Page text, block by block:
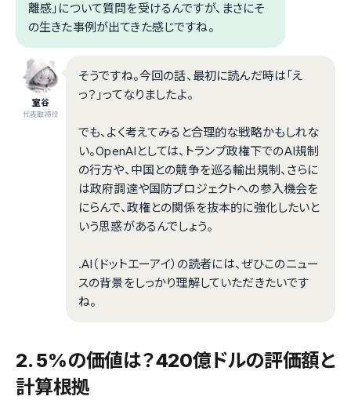
離感」について質問を受けるんですが、まさにそ
の生きた事例が出てきた感じですね。
室谷
代表取締役
そうですね。今回の話、最初に読んだ時は「え
っ？」ってなりましたよ。
でも、よく考えてみると合理的な戦略かもしれな
い。OpenAIとしては、トランプ政権下でのAI規制
の行方や、中国との競争を巡る輸出規制、さらに
は政府調達や国防プロジェクトへの参入機会を
にらんで、政権との関係を抜本的に強化したいと
いう思惑があるんでしょう。
.AI（ドットエーアイ）の読者には、ぜひこのニュー
スの背景をしっかり理解していただきたいです
ね。
2. 5%の価値は？420億ドルの評価額と
計算根拠